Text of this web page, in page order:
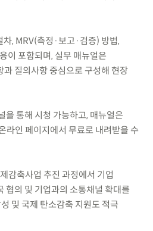
, MRV(측정·보고·검증) 방법,
이 포함되며, 실무 매뉴얼은
과 질의사항 중심으로 구성해 현장
을 통해 시청 가능하고, 매뉴얼은
라인 페이지에서 무료로 내려받을 수
감축사업 추진 과정에서 기업
협의 및 기업과의 소통채널 확대를
및 국제 탄소감축 지원도 적극